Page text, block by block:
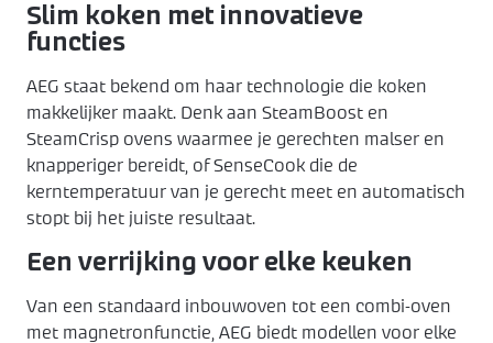
Slim koken met innovatieve
functies
AEG staat bekend om haar technologie die koken
makkelijker maakt. Denk aan SteamBoost en
SteamCrisp ovens waarmee je gerechten malser en
knapperiger bereidt, of SenseCook die de
kerntemperatuur van je gerecht meet en automatisch
stopt bij het juiste resultaat.
Een verrijking voor elke keuken
Van een standaard inbouwoven tot een combi-oven
met magnetronfunctie, AEG biedt modellen voor elke